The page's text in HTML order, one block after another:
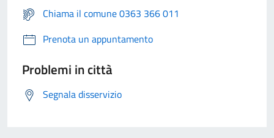
Chiama il comune 0363 366 011
Prenota un appuntamento
Problemi in città
Segnala disservizio